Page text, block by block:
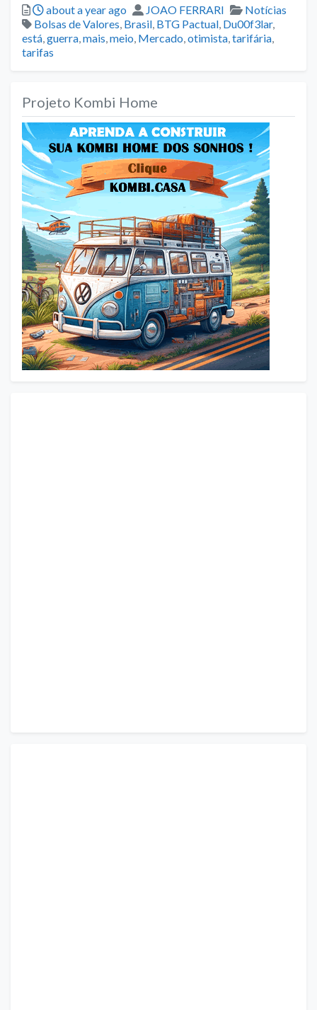
Posted
about a year ago Author
JOAO FERRARI Categories
Notícias
Tags
Bolsas de Valores, Brasil, BTG Pactual, Du00f3lar,
está,guerra,mais,meio, Mercado,otimista,tarifária,
tarifas
Projeto Kombi Home